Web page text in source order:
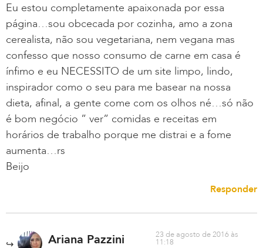
Eu estou completamente apaixonada por essa
página…sou obcecada por cozinha, amo a zona
cerealista, não sou vegetariana, nem vegana mas
confesso que nosso consumo de carne em casa é
ínfimo e eu NECESSITO de um site limpo, lindo,
inspirador como o seu para me basear na nossa
dieta, afinal, a gente come com os olhos né…só não
é bom negócio ” ver” comidas e receitas em
horários de trabalho porque me distrai e a fome
aumenta…rs
Beijo
Responder
Ariana Pazzini
23 de agosto de 2016 às
11:18